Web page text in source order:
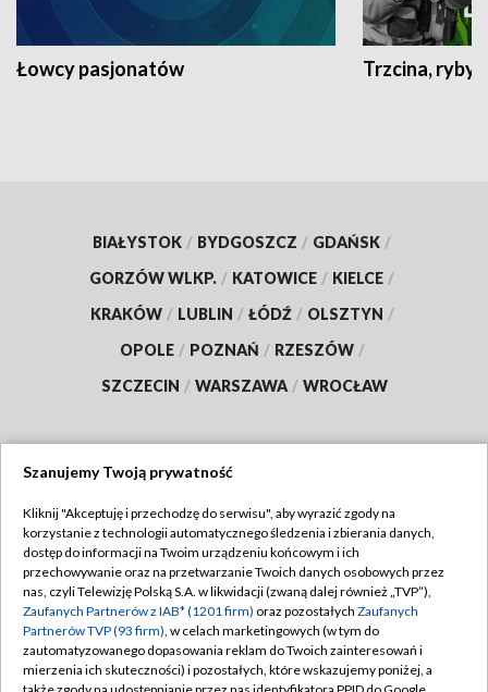
Łowcy pasjonatów Trzcina, ryby
BIAŁYSTOK / BYDGOSZCZ / GDAŃSK /
GORZÓW WLKP. / KATOWICE / KIELCE /
KRAKÓW / LUBLIN / ŁÓDŹ / OLSZTYN /
OPOLE / POZNAŃ / RZESZÓW /
SZCZECIN / WARSZAWA / WROCŁAW
TVP
Abonament TVP
Emisja w TVP
Centrum informacji TVP
Naziemna Telewizja Cyfrowa
Regulamin TVP
Polityka prywatności
Moje zgody
Pomoc
Szanujemy Twoją prywatność
Kliknij "Akceptuję i przechodzę do serwisu", aby wyrazić zgody na
korzystanie z technologii automatycznego śledzenia i zbierania danych,
dostęp do informacji na Twoim urządzeniu końcowym i ich
przechowywanie oraz na przetwarzanie Twoich danych osobowych przez
nas, czyli Telewizję Polską S.A. w likwidacji (zwaną dalej również „TVP”),
Zaufanych Partnerów z IAB* (1201 firm) oraz pozostałych Zaufanych
Partnerów TVP (93 firm), w celach marketingowych (w tym do
zautomatyzowanego dopasowania reklam do Twoich zainteresowań i
mierzenia ich skuteczności) i pozostałych, które wskazujemy poniżej, a